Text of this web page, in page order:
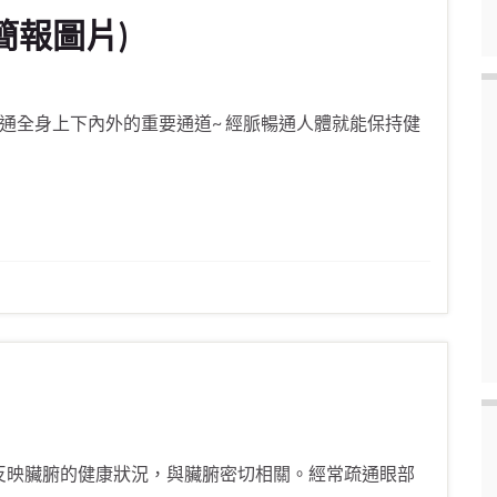
報圖片)
全身上下內外的重要通道~ 經脈暢通人體就能保持健
臟腑的健康狀況，與臟腑密切相關。經常疏通眼部